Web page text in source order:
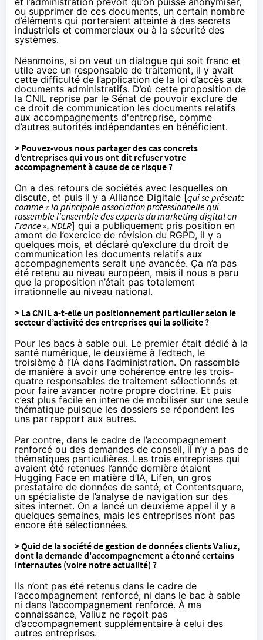
ou supprimer de ces documents, un certain nombre
d’éléments qui porteraient atteinte à des secrets
industriels et commerciaux ou à la sécurité des
systèmes.
Néanmoins, si on veut un dialogue qui soit franc et
utile avec un responsable de traitement, il y avait
cette difficulté de l’application de la loi d’accès aux
documents administratifs. D’où cette proposition de
la CNIL reprise par le Sénat de pouvoir exclure de
ce droit de communication les documents relatifs
aux accompagnements d'entreprise, comme
d’autres autorités indépendantes en bénéficient.
> Pouvez-vous nous partager des cas concrets
d’entreprises qui vous ont dit refuser votre
accompagnement à cause de ce risque ?
On a des retours de sociétés avec lesquelles on
discute, et puis il y a Alliance Digitale [qui seprésente
comme « la principale association professionnelle qui
rassemble l’ensemble des experts du marketing digital en
France », NDLR] qui a publiquement pris position en
amont de l’exercice de révision du RGPD, il y a
quelques mois, et déclaré qu’exclure du droit de
communication les documents relatifs aux
accompagnements serait une avancée. Ça n’a pas
été retenu au niveau européen, mais il nous a paru
que la proposition n’était pas totalement
irrationnelle au niveau national.
> La CNIL a-t-elle un positionnement particulier selon le
secteur d’activité des entreprises qui la sollicite ?
Pour les bacs à sable oui. Le premier était dédié à la
santé numérique, le deuxième à l’edtech, le
troisième à l’IA dans l’administration. On rassemble
de manière à avoir une cohérence entre les trois-
quatre responsables de traitement sélectionnés et
pour faire avancer notre propre doctrine. Et puis
c’est plus facile en interne de mobiliser sur une seule
thématique puisque les dossiers se répondent les
uns par rapport aux autres.
Par contre, dans le cadre de l’accompagnement
renforcé ou des demandes de conseil, il n’y a pas de
thématiques particulières. Les trois entreprises qui
avaient été retenues l’année dernière étaient
Hugging Face en matière d’IA, Lifen, un gros
prestataire de données de santé, et Contentsquare,
un spécialiste de l’analyse de navigation sur des
sites internet. On a lancé un deuxième appel il y a
quelques semaines, mais les entreprises n’ont pas
encore été sélectionnées.
> Quid de la société de gestion de données clients Valiuz,
dont la demande d'accompagnement a étonné certains
internautes (voire notre actualité) ?
Ils n’ont pas été retenus dans le cadre de
l’accompagnement renforcé, ni dans le bac à sable
ni dans l’accompagnement renforcé. À ma
connaissance, Valiuz ne reçoit pas
d’accompagnement supplémentaire à celui des
autres entreprises.